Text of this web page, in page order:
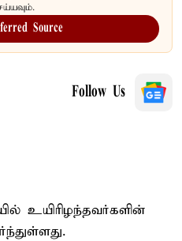
Source
Follow Us
உயிரிழந்தவர்களின்